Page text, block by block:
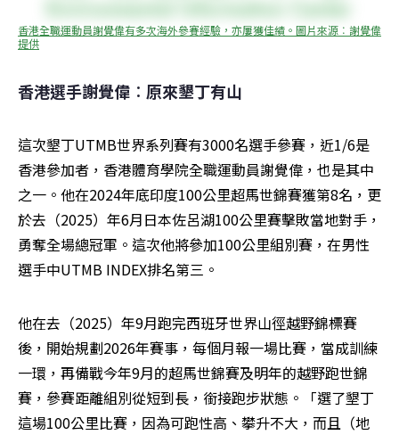
香港全職運動員謝覺偉有多次海外參賽經驗，亦屢獲佳績。圖片來源︰謝覺偉
提供
香港選手謝覺偉︰原來墾丁有山
這次墾丁UTMB世界系列賽有3000名選手參賽，近1/6是
香港參加者，香港體育學院全職運動員謝覺偉，也是其中
之一。他在2024年底印度100公里超馬世錦賽獲第8名，更
於去（2025）年6月日本佐呂湖100公里賽擊敗當地對手，
勇奪全場總冠軍。這次他將參加100公里組別賽，在男性
選手中UTMB INDEX排名第三。
他在去（2025）年9月跑完西班牙世界山徑越野錦標賽
後，開始規劃2026年賽事，每個月報一場比賽，當成訓練
一環，再備戰今年9月的超馬世錦賽及明年的越野跑世錦
賽，參賽距離組別從短到長，銜接跑步狀態。「選了墾丁
這場100公里比賽，因為可跑性高、攀升不大，而且（地